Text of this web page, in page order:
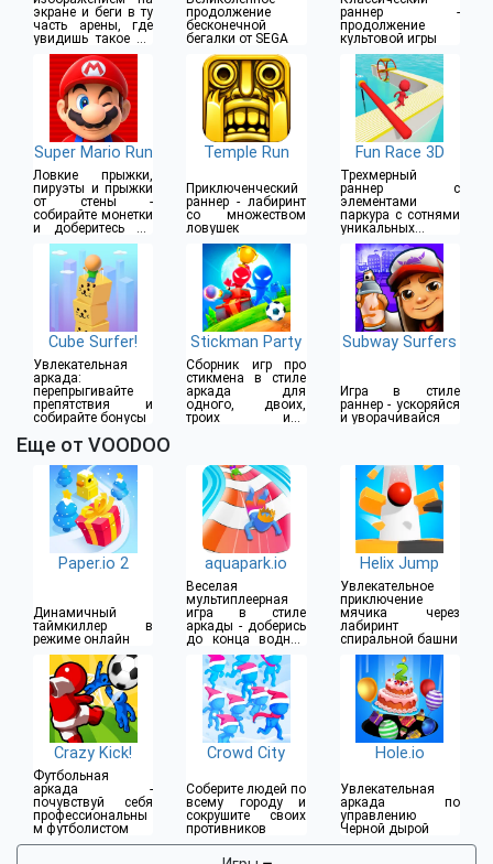
экране и беги в ту
часть арены, где
увидишь такое же
изображение
продолжение
бесконечной
бегалки от SEGA
раннер -
продолжение
культовой игры
Super Mario Run
Ловкие прыжки,
пируэты и прыжки
от стены -
собирайте монетки
и доберитесь до
финального флага
Temple Run
Приключенческий
раннер - лабиринт
со множеством
ловушек
Fun Race 3D
Трехмерный
раннер с
элементами
паркура с сотнями
уникальных
уровней
Cube Surfer!
Увлекательная
аркада:
перепрыгивайте
препятствия и
собирайте бонусы
Stickman Party
Сборник игр про
стикмена в стиле
аркада для
одного, двоих,
троих или
Subway Surfers
Игра в стиле
раннер - ускоряйся
и уворачивайся
Еще от VOODOO
Paper.io 2
Динамичный
таймкиллер в
режиме онлайн
aquapark.io
Веселая
мультиплеерная
игра в стиле
аркады - доберись
до конца водной
горки
Helix Jump
Увлекательное
приключение
мячика через
лабиринт
спиральной башни
Crazy Kick!
Футбольная
аркада -
почувствуй себя
профессиональны
м футболистом
Crowd City
Соберите людей по
всему городу и
сокрушите своих
противников
Hole.io
Увлекательная
аркада по
управлению
Черной дырой